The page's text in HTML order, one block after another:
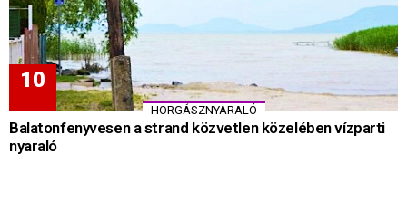
HORGÁSZNYARALÓ
Balatonfenyvesen a strand közvetlen közelében vízparti
nyaraló